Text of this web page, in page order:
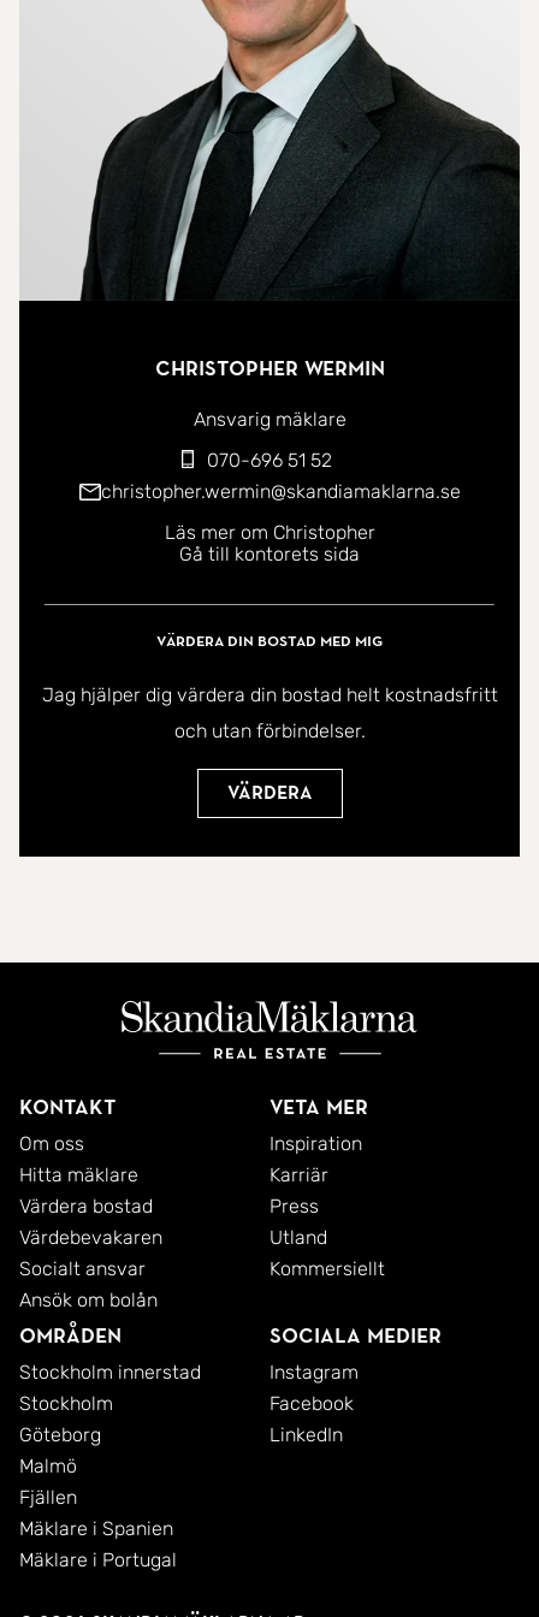
skola, sport- och simhall samt flertalet busslinjer.
Christopher Wermin
Ansvarig mäklare
070-696 51 52
christopher.wermin@skandiamaklarna.se
Läs mer om Christopher
Gå till kontorets sida
Värdera din bostad med mig
Jag hjälper dig värdera din bostad helt kostnadsfritt
och utan förbindelser.
Värdera
Kontakt
Om oss
Hitta mäklare
Värdera bostad
Värdebevakaren
Socialt ansvar
Ansök om bolån
Veta mer
Inspiration
Karriär
Press
Utland
Kommersiellt
Områden
Stockholm innerstad
Stockholm
Göteborg
Malmö
Fjällen
Mäklare i Spanien
Mäklare i Portugal
Sociala medier
Instagram
Facebook
LinkedIn